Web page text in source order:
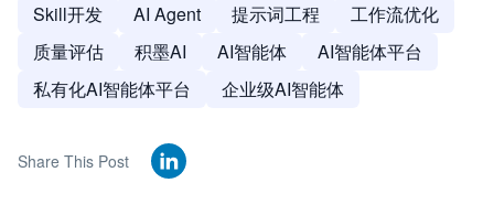
Skill开发 AI Agent 提示词工程
工作流优化
质量评估
积墨AI AI智能体
AI智能体平台
私有化AI智能体平台
企业级AI智能体
Share This Post